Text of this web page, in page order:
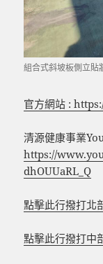
組合式斜坡板側立貼
官方網站 :
清源健康事業
https://
dhOUUaRL_Q
點擊此行撥打北
點擊此行撥打中